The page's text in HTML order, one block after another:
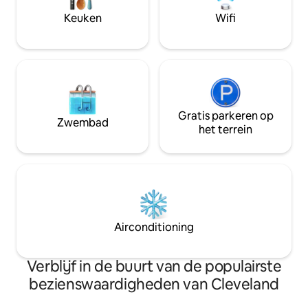
moderne keuken ✔️ Smart-tv ✔️ Snelle
wifi ✔️ Werkplek ✔️ Wasmachine/droger
24/7 beveiliging ✔️ Fitnesscentrum Zie
meer. Je zult
schoonheid en
Keuken Wifi
Zwembad
Gratis parkeren op
het terrein
Airconditioning
Verblijf in de buurt van de populairste
bezienswaardigheden van Cleveland